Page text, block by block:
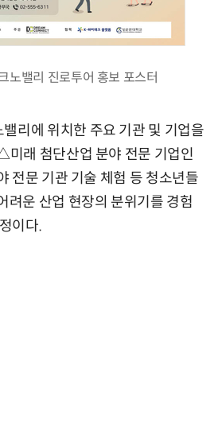
노밸리 진로투어 홍보 포스터
리에 위치한 주요 기관 및 기업을
미래 첨단산업 분야 전문 기업인
전문 기관 기술 체험 등 청소년들
려운 산업 현장의 분위기를 경험
이다.